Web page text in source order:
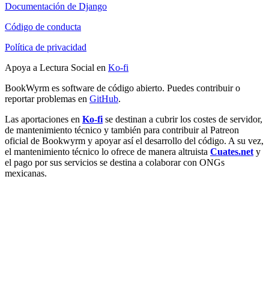
Documentación de Django
Código de conducta
Política de privacidad
Apoya a Lectura Social en Ko-fi
BookWyrm es software de código abierto. Puedes contribuir o
reportar problemas en GitHub.
Las aportaciones en Ko-fi se destinan a cubrir los costes de servidor,
de mantenimiento técnico y también para contribuir al Patreon
oficial de Bookwyrm y apoyar así el desarrollo del código. A su vez,
el mantenimiento técnico lo ofrece de manera altruista Cuates.net y
el pago por sus servicios se destina a colaborar con ONGs
mexicanas.